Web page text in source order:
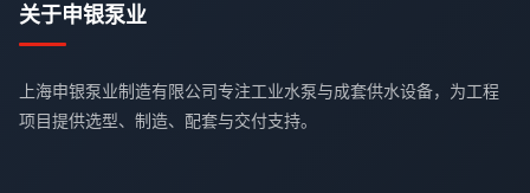
关于申银泵业
上海申银泵业制造有限公司专注工业水泵与成套供水设备，为工程
项目提供选型、制造、配套与交付支持。